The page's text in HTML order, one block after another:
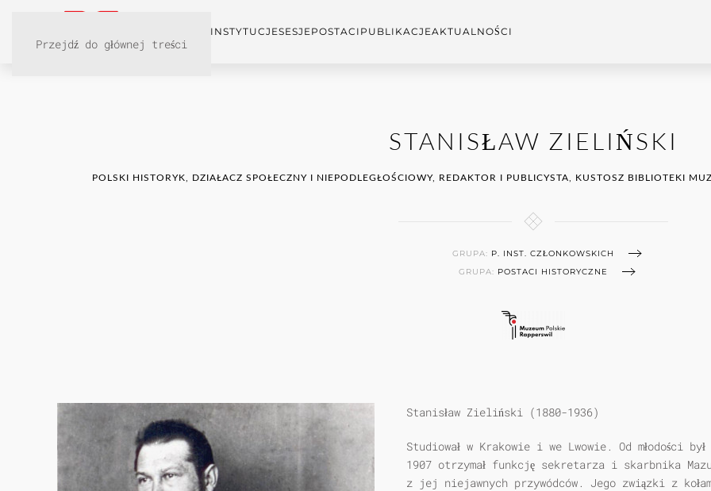
Przejdź do głównej treści
INSTYTUCJESESJEPOSTACI PUBLIKACJEAKTUALNOŚCI
STANISŁAW ZIELIŃSKI
POLSKI HISTORYK, DZIAŁACZ SPOŁECZNY I NIEPODLEGŁOŚCIOWY, REDAKTOR I PUBLICYSTA, KUSTOSZ BIBLIOTEKI
GRUPA: P. INST. CZŁONKOWSKICH
GRUPA: POSTACI HISTORYCZNE
Stanisław Zieliński (1880-1936)
Studiował w Krakowie i we Lwowie. Od młodości
1907 otrzymał funkcję sekretarza i skarbnika
z jej niejawnych przywódców. Jego związki z